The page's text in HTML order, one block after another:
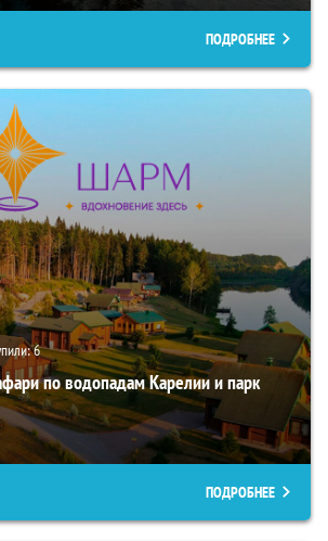
ПОДРОБНЕЕ
6
по водопадам Карелии и парк
ПОДРОБНЕЕ